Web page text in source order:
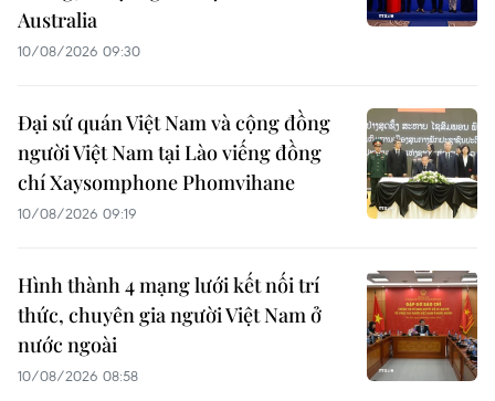
Australia
10/08/2026 09:30
Đại sứ quán Việt Nam và cộng đồng
người Việt Nam tại Lào viếng đồng
chí Xaysomphone Phomvihane
10/08/2026 09:19
Hình thành 4 mạng lưới kết nối trí
thức, chuyên gia người Việt Nam ở
nước ngoài
10/08/2026 08:58